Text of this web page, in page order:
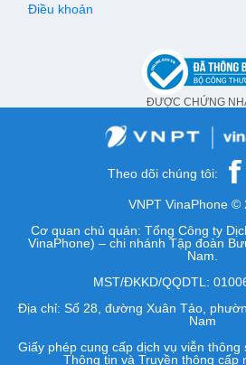
Điều khoản
ĐƯỢC CHỨNG
Theo dõi chúng tôi:
VNPT VinaPhone ©
Cơ quan chủ quản: Tổng Công ty
VinaPhone) – chi nhánh Tập đoàn
Nam.
MST/ĐKKD/QQDTL:
Địa chỉ: Số 28, đường Xuân Tảo,
Nam
Giấy phép cung cấp dịch vụ viễn
Thông tin và Truyền thông cấp